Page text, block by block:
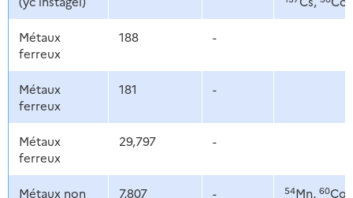
Métaux
ferreux
188 -
Métaux
ferreux
181 -
Métaux
ferreux
29,797 -
Métaux non
7,807 - 54Mn, 60Co,